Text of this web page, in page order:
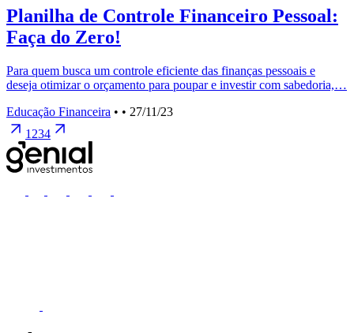
Planilha de Controle Financeiro Pessoal:
Faça do Zero!
Para quem busca um controle eficiente das finanças pessoais e
deseja otimizar o orçamento para poupar e investir com sabedoria,…
Educação Financeira • • 27/11/23
1 234